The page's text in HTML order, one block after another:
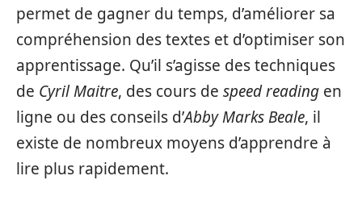
permet de gagner du temps, d’améliorer sa
compréhension des textes et d’optimiser son
apprentissage. Qu’il s’agisse des techniques
de Cyril Maitre, des cours de speed reading en
ligne ou des conseils d’Abby Marks Beale, il
existe de nombreux moyens d’apprendre à
lire plus rapidement.